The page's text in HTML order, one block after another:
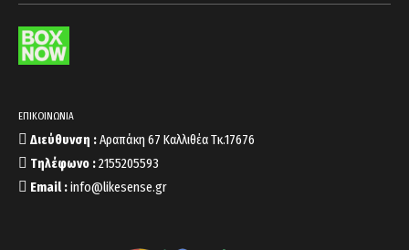
ΕΠΙΚΟΙΝΩΝΙΑ
Διεύθυνση :Αραπάκη 67 Καλλιθέα Τκ.17676
Τηλέφωνο :2155205593
Email :info@likesense.gr